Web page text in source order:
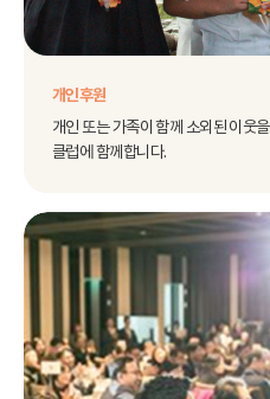
개인후원
개인 또는 가족이 함께 소외된 이웃
클럽에 함께합니다.